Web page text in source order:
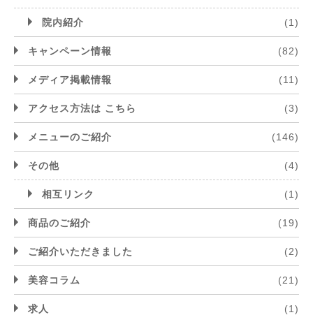
院内紹介 (1)
キャンペーン情報 (82)
メディア掲載情報 (11)
アクセス方法は こちら (3)
メニューのご紹介 (146)
その他 (4)
相互リンク (1)
商品のご紹介 (19)
ご紹介いただきました (2)
美容コラム (21)
求人 (1)